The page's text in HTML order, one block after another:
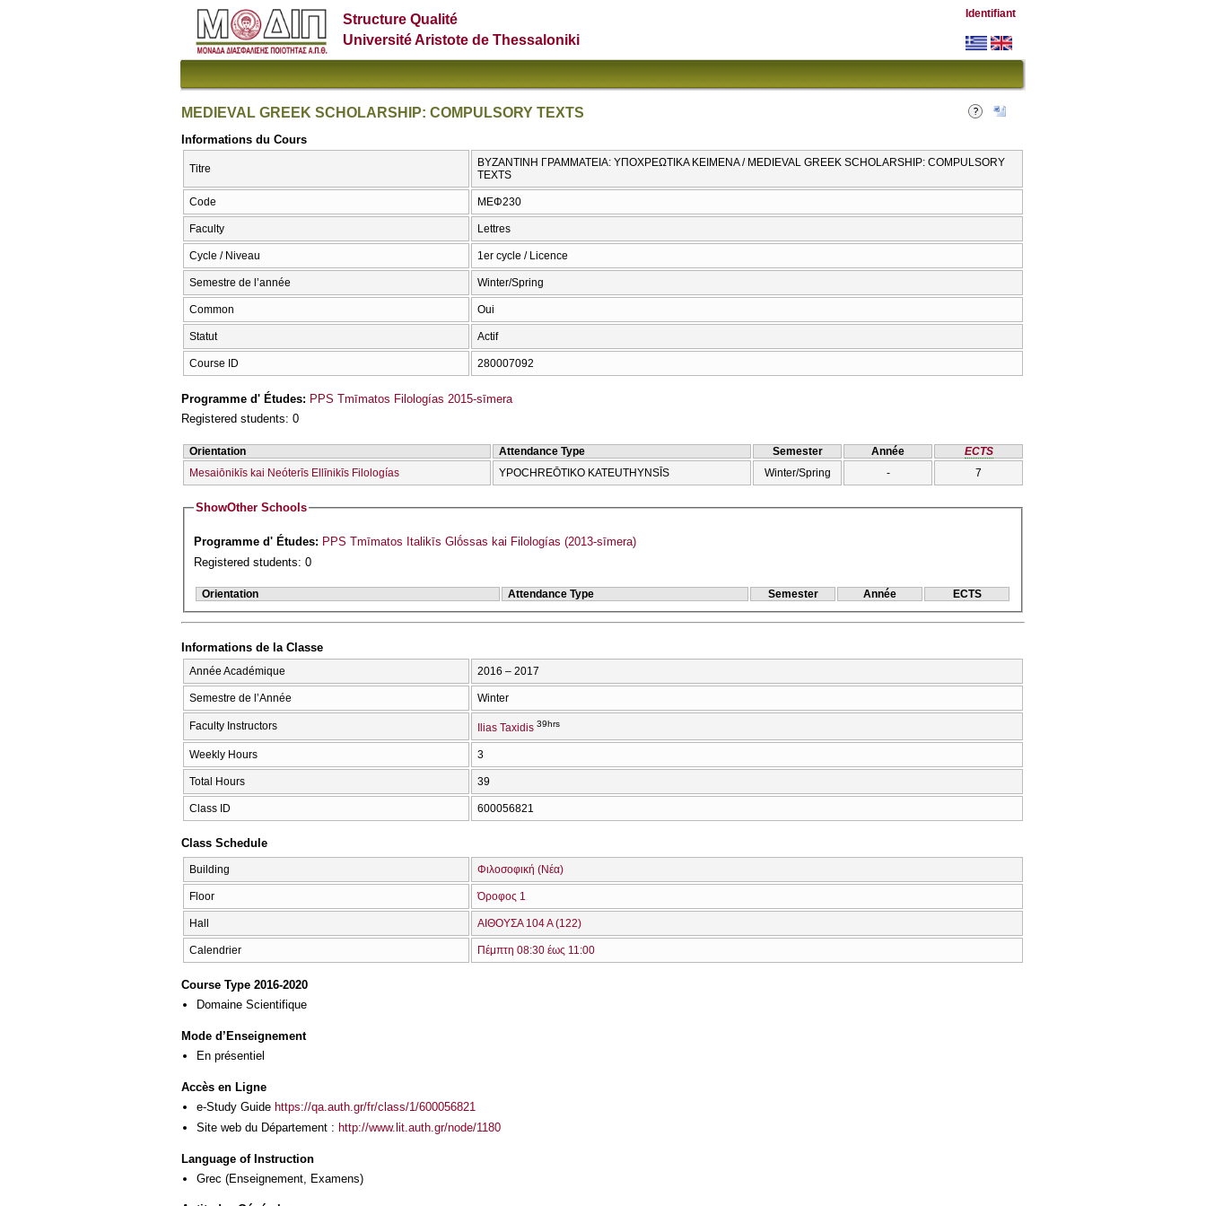
Structure Qualité
Université Aristote de Thessaloniki
Identifiant
MEDIEVAL GREEK SCHOLARSHIP: COMPULSORY TEXTS
Informations du Cours
Titre
ΒΥΖΑΝΤΙΝΗ ΓΡΑΜΜΑΤΕΙΑ: ΥΠΟΧΡΕΩΤΙΚΑ ΚΕΙΜΕΝΑ / MEDIEVAL GREEK SCHOLARSHIP: COMPULSORY
TEXTS
Code ΜΕΦ230
Faculty Lettres
Cycle / Niveau 1er cycle / Licence
Semestre de l’année Winter/Spring
Common Oui
Statut Actif
Course ID 280007092
Programme d' Études: PPS Tmīmatos Filologías 2015-sīmera
Registered students: 0
Orientation Attendance Type Semester Année
ECTS
Mesaiōnikīs kai Neóterīs Ellīnikīs Filologías
YPOCΗREŌTIKO KATEUTHYNSĪS Winter/Spring - 7
ShowOther Schools
Programme d' Études: PPS Tmīmatos Italikīs Glṓssas kai Filologías (2013-sīmera)
Registered students: 0
Orientation Attendance Type Semester Année ECTS
Informations de la Classe
Année Académique 2016 – 2017
Semestre de l’Année Winter
Faculty Instructors Ilias Taxidis 39hrs
Weekly Hours 3
Total Hours 39
Class ID 600056821
Class Schedule
Building Φιλοσοφική (Νέα)
Floor Όροφος 1
Hall ΑΙΘΟΥΣΑ 104 Α (122)
Calendrier Πέμπτη 08:30 έως 11:00
Course Type 2016-2020
Domaine Scientifique
Mode d’Enseignement
En présentiel
Accès en Ligne
e-Study Guide https://qa.auth.gr/fr/class/1/600056821
Site web du Département : http://www.lit.auth.gr/node/1180
Language of Instruction
Grec (Enseignement, Examens)